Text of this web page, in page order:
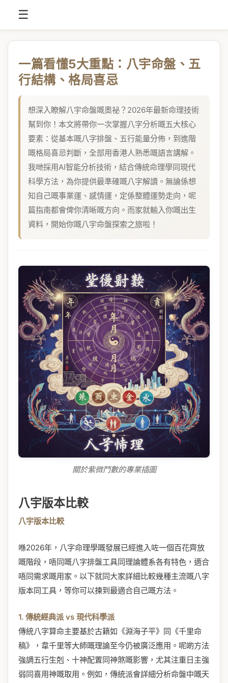
☰
一篇看懂5大重點：八宇命盤、五
行結構、格局喜忌
想深入瞭解八宇命盤嘅奧祕？2026年最新命理技術
幫到你！本文將帶你一次掌握八字分析嘅五大核心
要素：從基本嘅八字排盤、五行能量分佈，到進階
嘅格局喜忌判斷，全部用香港人熟悉嘅語言講解。
我哋採用AI智能分析技術，結合傳統命理學同現代
科學方法，為你提供最準確嘅八字解讀。無論係想
知自己嘅事業運、感情運，定係整體運勢走向，呢
篇指南都會俾你清晰嘅方向。而家就輸入你嘅出生
資料，開始你嘅八宇命盤探索之旅啦！
關於紫微鬥數的專業插圖
八宇版本比較
八宇版本比較
喺2026年，八字命理學嘅發展已經進入咗一個百花齊放
嘅階段，唔同嘅八字排盤工具同理論體系各有特色，適合
唔同需求嘅用家。以下就同大家詳細比較幾種主流嘅八字
版本同工具，等你可以揀到最適合自己嘅方法。
1. 傳統經典派 vs 現代科學派
傳統八字算命主要基於古籍如《淵海子平》同《千里命
稿》，韋千里等大師嘅理論至今仍被廣泛應用。呢啲方法
強調五行生剋、十神配置同神煞嘅影響，尤其注重日主強
弱同喜用神嘅取用。例如，傳統派會詳細分析命盤中嘅天